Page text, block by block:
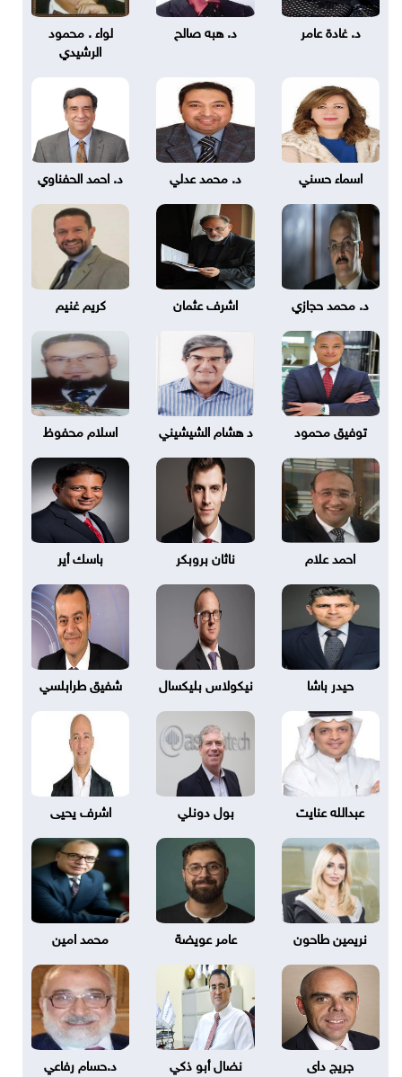
د. غادة عامر د. هبه صالح
لواء . محمود
الرشيدي
اسماء حسني د. محمد عدلي د. احمد الحفناوي
د. محمد حجازي اشرف عثمان كريم غنيم
توفيق محمود د هشام الشيشيني اسلام محفوظ
احمد علام ناثان بروبكر باسك أير
حيدر باشا نيكولاس بليكسال شفيق طرابلسي
عبدالله عنايت بول دونلي اشرف يحيى
نريمين طاحون عامر عويضة محمد امين
جريج داى نضال أبو ذكي د.حسام رفاعي